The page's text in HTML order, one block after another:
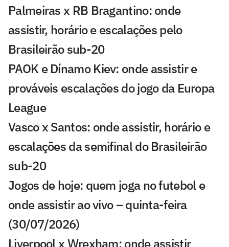
Palmeiras x RB Bragantino: onde
assistir, horário e escalações pelo
Brasileirão sub-20
PAOK e Dínamo Kiev: onde assistir e
prováveis escalações do jogo da Europa
League
Vasco x Santos: onde assistir, horário e
escalações da semifinal do Brasileirão
sub-20
Jogos de hoje: quem joga no futebol e
onde assistir ao vivo – quinta-feira
(30/07/2026)
Liverpool x Wrexham: onde assistir